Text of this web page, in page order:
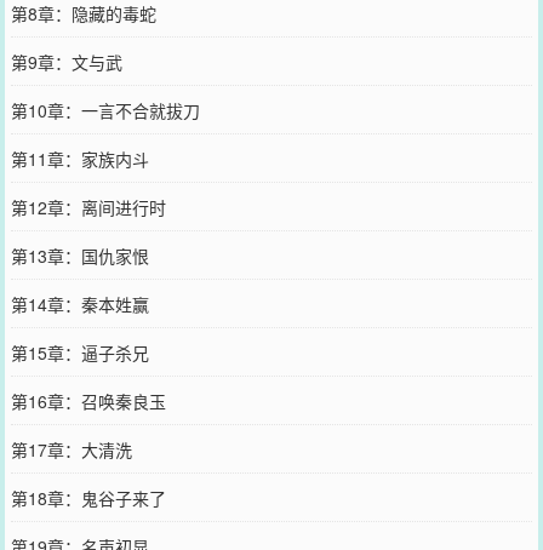
第8章：隐藏的毒蛇
第9章：文与武
第10章：一言不合就拔刀
第11章：家族内斗
第12章：离间进行时
第13章：国仇家恨
第14章：秦本姓赢
第15章：逼子杀兄
第16章：召唤秦良玉
第17章：大清洗
第18章：鬼谷子来了